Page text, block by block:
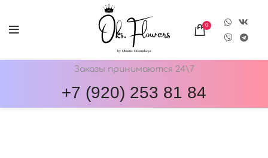
0
Заказы принимаются 24\7
+7 (920) 253 81 84